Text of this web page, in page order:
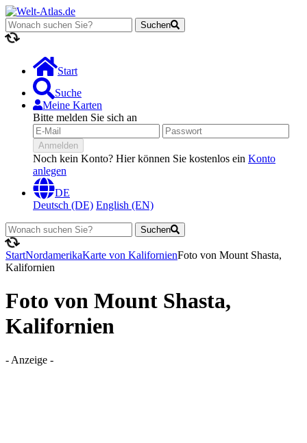
Suchen
Lädt...
Start
Suche
Meine Karten
Bitte melden Sie sich an
Anmelden
Noch kein Konto? Hier können Sie kostenlos ein Konto
anlegen
DE
Deutsch (DE) English (EN)
Suchen
Lädt...
StartNordamerikaKarte von KalifornienFoto von Mount Shasta,
Kalifornien
Foto von Mount Shasta,
Kalifornien
- Anzeige -